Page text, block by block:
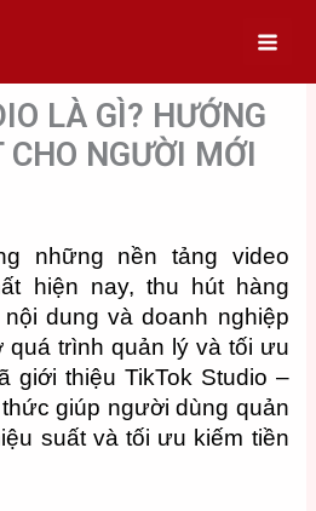
LÀ GÌ? HƯỚNG
NGƯỜI MỚI
những nền tảng video
hiện nay, thu hút hàng
dung và doanh nghiệp
quá trình quản lý và tối ưu
giới thiệu TikTok Studio –
giúp người dùng quản
suất và tối ưu kiếm tiền